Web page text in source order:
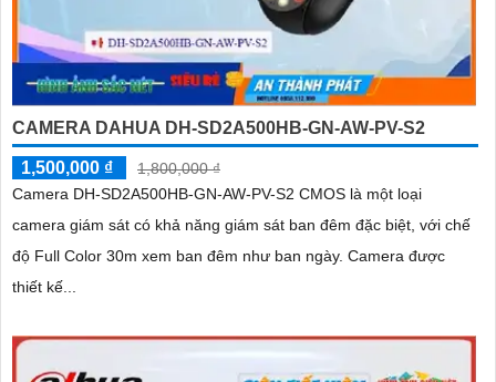
CAMERA DAHUA DH-SD2A500HB-GN-AW-PV-S2
1,500,000 ₫
1,800,000 ₫
Camera DH-SD2A500HB-GN-AW-PV-S2 CMOS là một loại
camera giám sát có khả năng giám sát ban đêm đặc biệt, với chế
độ Full Color 30m xem ban đêm như ban ngày. Camera được
thiết kế...